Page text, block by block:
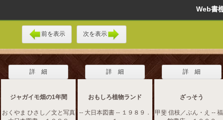
Web
前を表示 次を表示
詳 細
ジャガイモ畑の1年間
おくやま ひさし／文と写真
詳 細
おもしろ植物ランド
-- 大日本図書 -- １９８９．
詳 細
ざっそう
甲斐 信枝／ぶん・え --